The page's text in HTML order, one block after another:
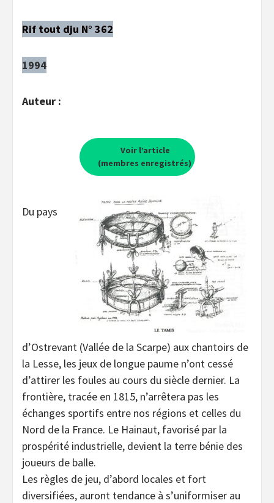
Rif tout dju N° 362
1994
Auteur :
Voir l’article
(membres enregistrés)
Du pays
d’Ostrevant (Vallée de la Scarpe) aux chantoirs de
la Lesse, les jeux de longue paume n’ont cessé
d’attirer les foules au cours du siècle dernier. La
frontière, tracée en 1815, n’arrêtera pas les
échanges sportifs entre nos régions et celles du
Nord de la France. Le Hainaut, favorisé par la
prospérité industrielle, devient la terre bénie des
joueurs de balle.
Les règles de jeu, d’abord locales et fort
diversifiées, auront tendance à s’uniformiser au